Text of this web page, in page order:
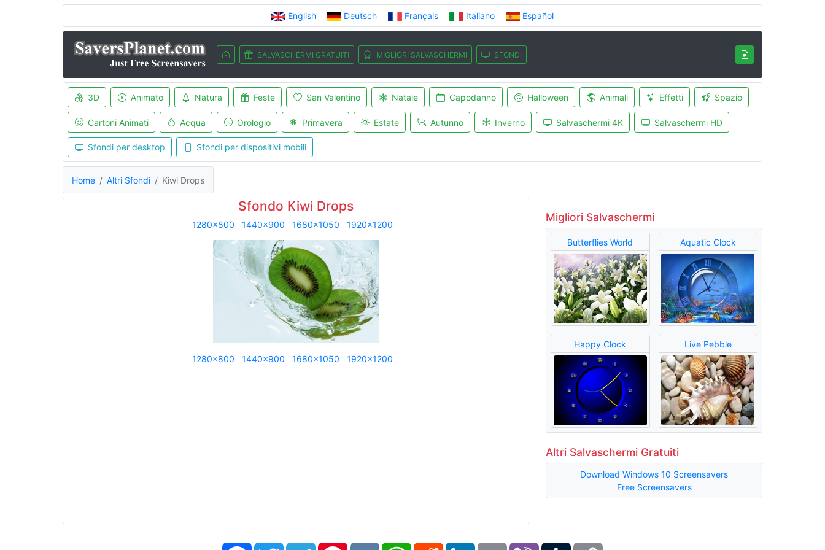
English Deutsch Français Italiano Español
SALVASCHERMI GRATUITI MIGLIORI SALVASCHERMI SFONDI
3D Animato Natura Feste San Valentino Natale Capodanno Halloween Animali Effetti Spazio
Cartoni Animati Acqua Orologio Primavera Estate Autunno Inverno Salvaschermi 4K Salvaschermi HD
Sfondi per desktop Sfondi per dispositivi mobili
Home Altri Sfondi Kiwi Drops
Sfondo Kiwi Drops
1280x800 1440x900 1680x1050 1920x1200
1280x800 1440x900 1680x1050 1920x1200
Migliori Salvaschermi
Butterflies World Aquatic Clock
Happy Clock Live Pebble
Altri Salvaschermi Gratuiti
Download Windows 10 Screensavers
Free Screensavers